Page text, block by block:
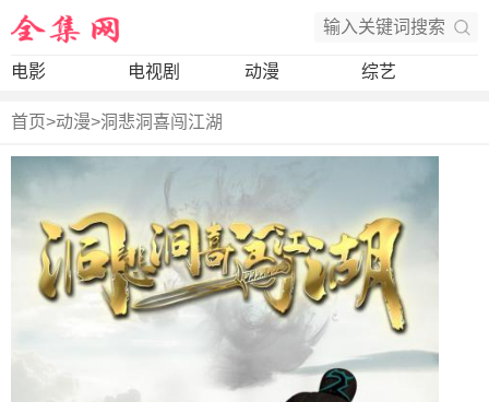
电影 电视剧 动漫 综艺
首页>动漫>洞悲洞喜闯江湖